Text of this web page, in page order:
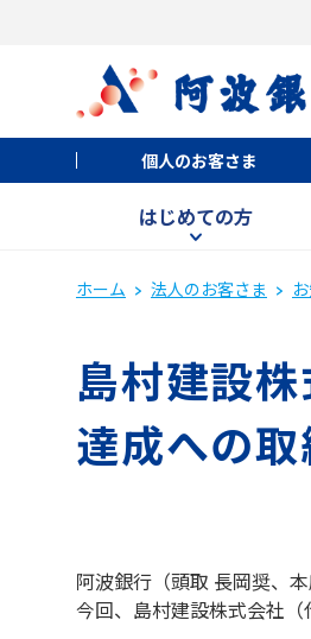
個人のお客さま
はじめての方
ホーム 法人のお客さま
島村建設
達成への
阿波銀行（頭取 長岡奨、
今回、島村建設株式会社（